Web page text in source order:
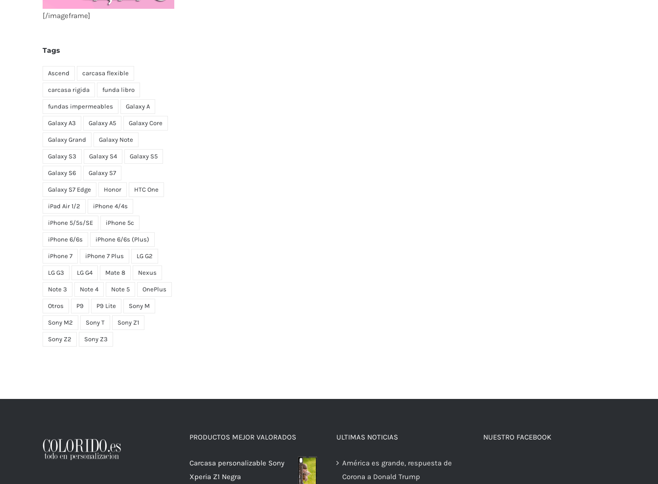
[/imageframe]
Tags
Ascend carcasa flexible
carcasa rigida funda libro
fundas impermeables Galaxy A
Galaxy A3 Galaxy A5 Galaxy Core
Galaxy Grand Galaxy Note
Galaxy S3 Galaxy S4 Galaxy S5
Galaxy S6 Galaxy S7
Galaxy S7 Edge Honor HTC One
iPad Air 1/2 iPhone 4/4s
iPhone 5/5s/SE iPhone 5c
iPhone 6/6s iPhone 6/6s (Plus)
iPhone 7 iPhone 7 Plus LG G2
LG G3 LG G4 Mate 8 Nexus
Note 3 Note 4 Note 5 OnePlus
Otros P9 P9 Lite Sony M
Sony M2 Sony T Sony Z1
Sony Z2 Sony Z3
PRODUCTOS MEJOR VALORADOS
Carcasa personalizable Sony
Xperia Z1 Negra
ULTIMAS NOTICIAS
América es grande, respuesta de
Corona a Donald Trump
NUESTRO FACEBOOK